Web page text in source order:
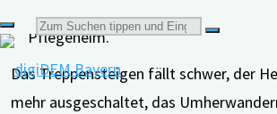
Suchen
nach:
Das Treppensteigen fällt schwer, der
mehr ausgeschaltet, das